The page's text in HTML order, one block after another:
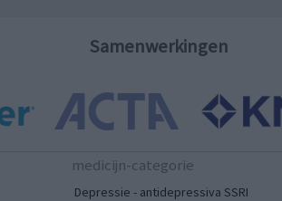
Samenwerkingen
medicijn-categorie
Depressie - antidepressiva SSRI